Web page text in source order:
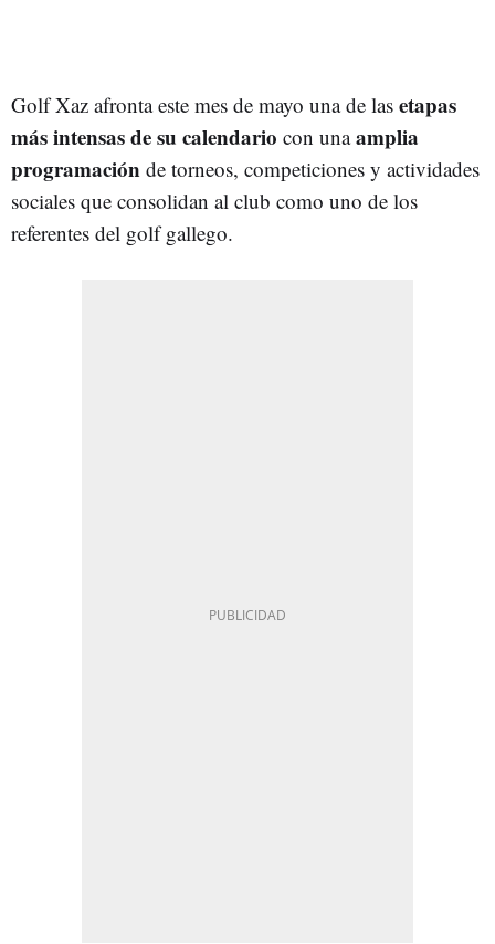
Golf Xaz afronta este mes de mayo una de las etapas
más intensas de su calendario con unaamplia
programación de torneos, competiciones y actividades
sociales que consolidan al club como uno de los
referentes del golf gallego.